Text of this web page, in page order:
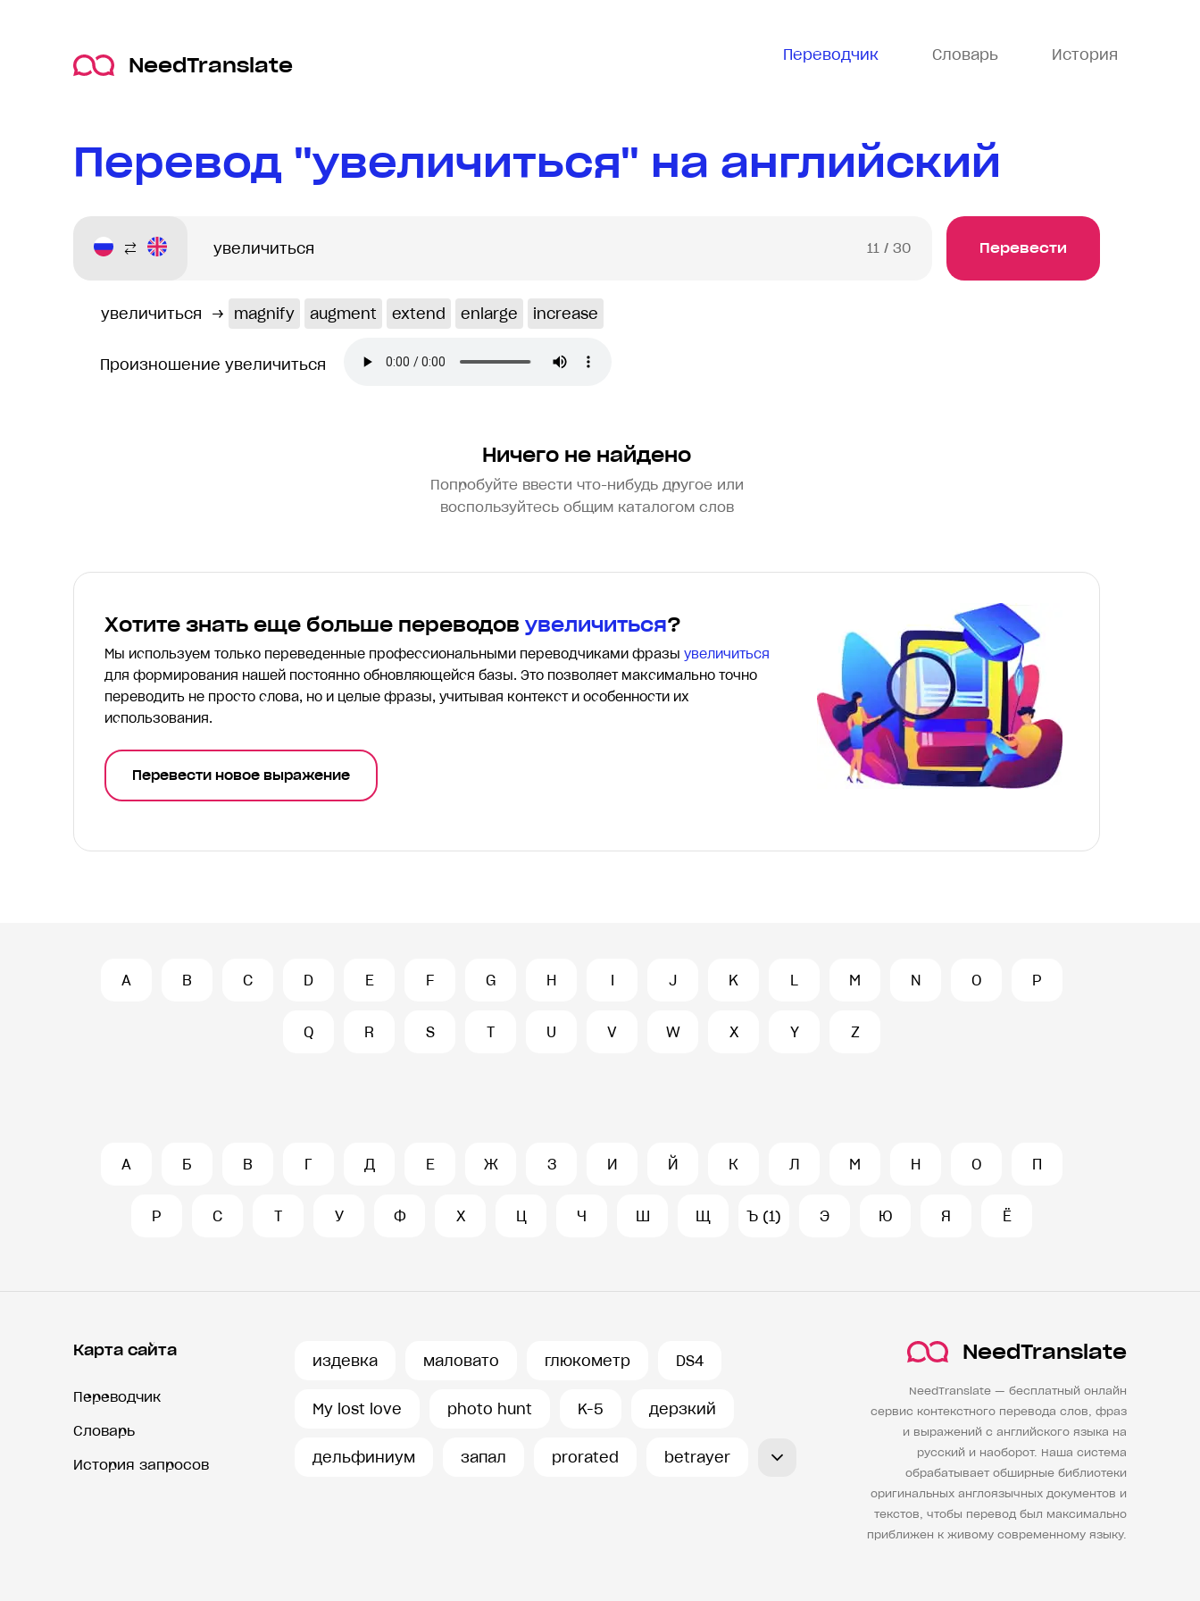
NeedTranslate Переводчик Словарь История
Перевод "увеличиться" на английский
11 / 30 Перевести
увеличиться → magnify augment extend enlarge increase
Произношение увеличиться
Ничего не найдено
Попробуйте ввести что-нибудь другое или
воспользуйтесь общим каталогом слов
Хотите знать еще больше переводов увеличиться?
Мы используем только переведенные профессиональными переводчиками фразы увеличиться
для формирования нашей постоянно обновляющейся базы. Это позволяет максимально точно
переводить не просто слова, но и целые фразы, учитывая контекст и особенности их
использования.
Перевести новое выражение
A B C D E F G H I J K L M N O P
Q R S T U V W X Y Z
А Б В Г Д Е Ж З И Й К Л М Н О П
Р С Т У Ф Х Ц Ч Ш Щ Ъ (1) Э Ю Я Ё
Карта сайта
Переводчик
Словарь
История запросов
издевка маловато глюкометр DS4
My lost love photo hunt K-5 дерзкий
дельфиниум запал prorated betrayer
NeedTranslate
NeedTranslate — бесплатный онлайн
сервис контекстного перевода слов, фраз
и выражений с английского языка на
русский и наоборот. Наша система
обрабатывает обширные библиотеки
оригинальных англоязычных документов и
текстов, чтобы перевод был максимально
приближен к живому современному языку.